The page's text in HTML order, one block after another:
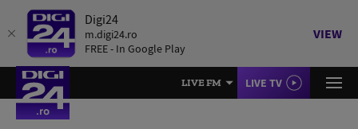
Digi24
m.digi24.ro
FREE - In Google Play
VIEW
LIVE FM LIVE TV